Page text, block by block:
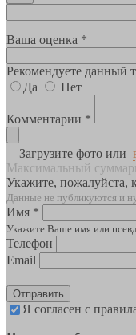
Ваша оценка *
Рекомендуете данный
Да
Нет
Комментарии *
Загрузите фото или
Максимальный
Укажите, пожалуйста,
Данные не публикуются и
Имя *
Укажите Ваше имя или
Телефон
Email
Отправить
Я согласен с